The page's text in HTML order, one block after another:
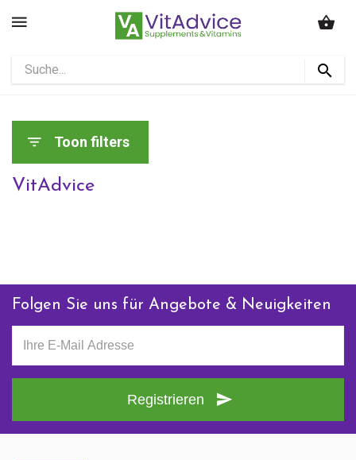
Toon filters
VitAdvice
Folgen Sie uns für Angebote & Neuigkeiten
Registrieren